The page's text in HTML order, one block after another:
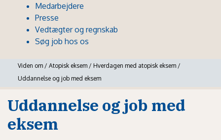
Medarbejdere
Presse
Vedtægter og regnskab
Søg job hos os
Viden om / Atopisk eksem / Hverdagen med atopisk eksem /
Uddannelse og job med eksem
Uddannelse og job med
eksem